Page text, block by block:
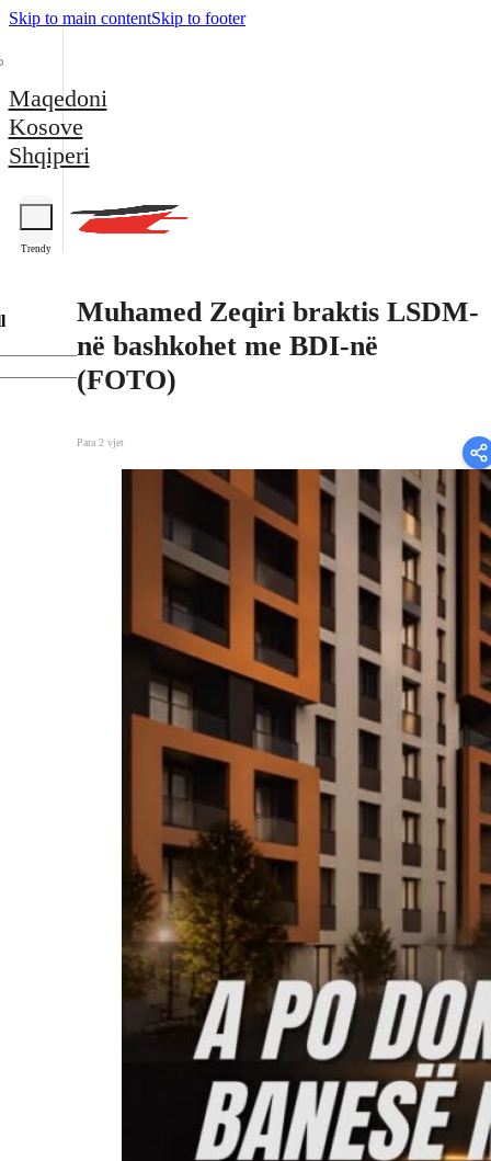
Skip to main contentSkip to footer
Maqedoni
Kosove
Shqiperi
Trendy
Muhamed Zeqiri braktis LSDM-
në bashkohet me BDI-në
(FOTO)
Para 2 vjet